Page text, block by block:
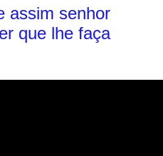
assim senhor
que lhe faça